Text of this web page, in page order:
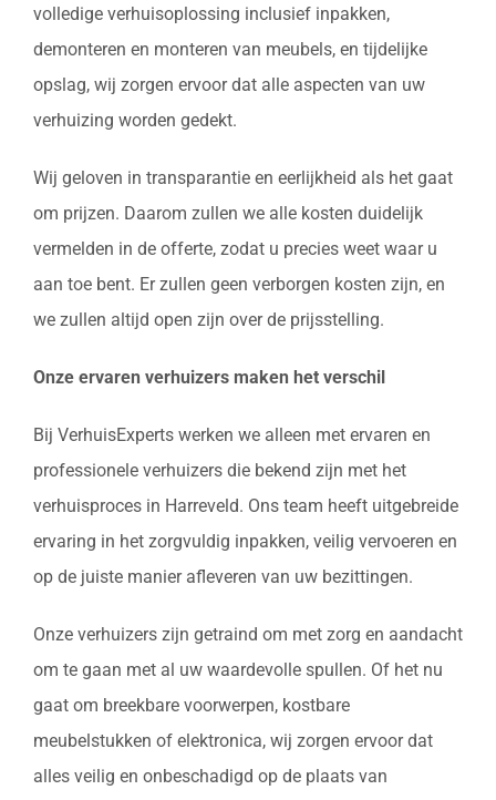
volledige verhuisoplossing inclusief inpakken,
demonteren en monteren van meubels, en tijdelijke
opslag, wij zorgen ervoor dat alle aspecten van uw
verhuizing worden gedekt.
Wij geloven in transparantie en eerlijkheid als het gaat
om prijzen. Daarom zullen we alle kosten duidelijk
vermelden in de offerte, zodat u precies weet waar u
aan toe bent. Er zullen geen verborgen kosten zijn, en
we zullen altijd open zijn over de prijsstelling.
Onze ervaren verhuizers maken het verschil
Bij VerhuisExperts werken we alleen met ervaren en
professionele verhuizers die bekend zijn met het
verhuisproces in Harreveld. Ons team heeft uitgebreide
ervaring in het zorgvuldig inpakken, veilig vervoeren en
op de juiste manier afleveren van uw bezittingen.
Onze verhuizers zijn getraind om met zorg en aandacht
om te gaan met al uw waardevolle spullen. Of het nu
gaat om breekbare voorwerpen, kostbare
meubelstukken of elektronica, wij zorgen ervoor dat
alles veilig en onbeschadigd op de plaats van